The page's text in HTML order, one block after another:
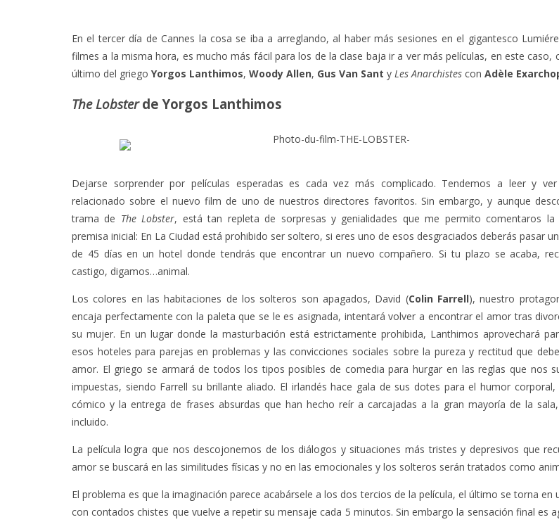
En el tercer día de Cannes la cosa se iba a arreglando, al haber más sesiones en el gigantesco
filmes a la misma hora, es mucho más fácil para los de la clase baja ir a ver más películas, en este caso,
último del griego Yorgos Lanthimos, Woody Allen, Gus Van Sant y Les Anarchistes con Adèle
The Lobsterde Yorgos Lanthimos
Dejarse sorprender por películas esperadas es cada vez más complicado. Tendemos a leer y
relacionado sobre el nuevo film de uno de nuestros directores favoritos. Sin embargo, y aunque
trama de The Lobster, está tan repleta de sorpresas y genialidades que me permito comentaros la
premisa inicial: En La Ciudad está prohibido ser soltero, si eres uno de esos desgraciados deberás pasar
de 45 días en un hotel donde tendrás que encontrar un nuevo compañero. Si tu plazo se acaba,
castigo, digamos…animal.
Los colores en las habitaciones de los solteros son apagados, David (Colin Farrell), nuestro
encaja perfectamente con la paleta que se le es asignada, intentará volver a encontrar el amor tras
su mujer. En un lugar donde la masturbación está estrictamente prohibida, Lanthimos aprovechará
esos hoteles para parejas en problemas y las convicciones sociales sobre la pureza y rectitud que
amor. El griego se armará de todos los tipos posibles de comedia para hurgar en las reglas que nos
impuestas, siendo Farrell su brillante aliado. El irlandés hace gala de sus dotes para el humor corporal,
cómico y la entrega de frases absurdas que han hecho reír a carcajadas a la gran mayoría de la
incluido.
La película logra que nos descojonemos de los diálogos y situaciones más tristes y depresivos que
amor se buscará en las similitudes físicas y no en las emocionales y los solteros serán tratados como
El problema es que la imaginación parece acabársele a los dos tercios de la película, el último se torna en
con contados chistes que vuelve a repetir su mensaje cada 5 minutos. Sin embargo la sensación final es